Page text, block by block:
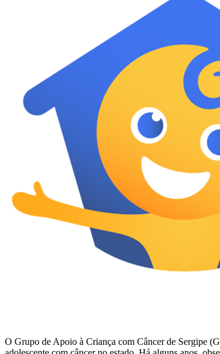
O Grupo de Apoio à Criança com Câncer de Sergipe